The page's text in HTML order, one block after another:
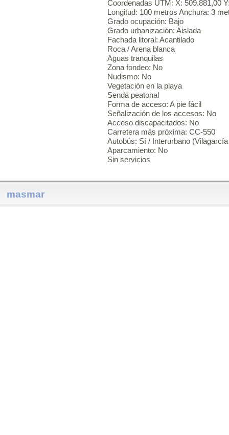
Coordenadas UTM: X: 509.881,00
Longitud: 100 metros Anchura: 3
Grado ocupación: Bajo
Grado urbanización: Aislada
Fachada litoral: Acantilado
Roca / Arena blanca
Aguas tranquilas
Zona fondeo: No
Nudismo: No
Vegetación en la playa
Senda peatonal
Forma de acceso: A pie fácil
Señalización de los accesos: No
Acceso discapacitados: No
Carretera más próxima: CC-550
Autobús: Sí / Interurbano
Aparcamiento: No
Sin servicios
masmar